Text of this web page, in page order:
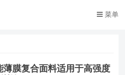
菜单
膜复合面料适用于高强度